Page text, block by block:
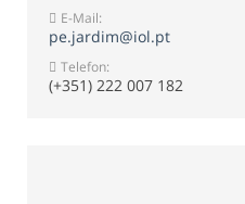
E-Mail:
pe.jardim@iol.pt
Telefon:
(+351) 222 007 182